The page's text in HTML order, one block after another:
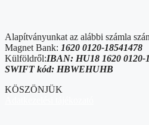
Alapítványunkat az alábbi számla
Magnet Bank: 1620 0120-18541478
Külföldről:IBAN: HU18 1620 0120-
SWIFT kód: HBWEHUHB
KÖSZÖNJÜK